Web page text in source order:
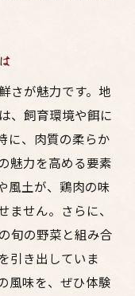
さが魅力です。地
、飼育環境や餌に
に、肉質の柔らか
魅力を高める要素
風土が、鶏肉の味
せん。さらに、
旬の野菜と組み合
引き出していま
風味を、ぜひ体験